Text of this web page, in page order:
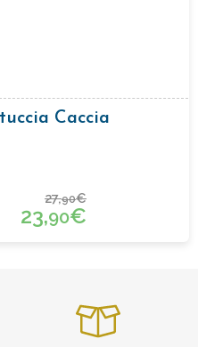
Caccia
27,90€
23,90€